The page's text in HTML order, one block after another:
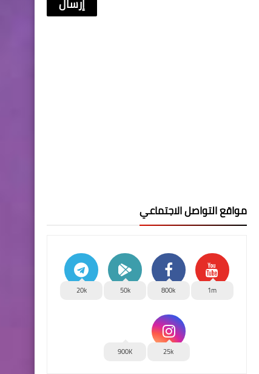
مواقع التواصل الاجتماعي
1m
800k
50k
20k
25k
900K